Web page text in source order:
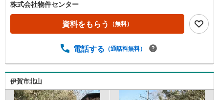
株式会社物件センター
資料をもらう （無料）
電話する （通話料無料）
伊賀市北山